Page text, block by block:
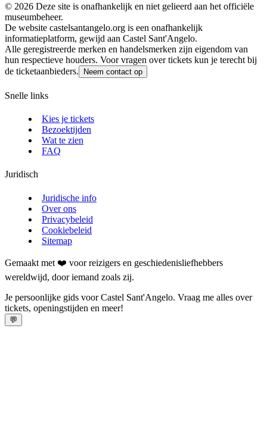
© 2026 Deze site is onafhankelijk en niet gelieerd aan het officiële
museumbeheer.
De website castelsantangelo.org is een onafhankelijk
informatieplatform, gewijd aan Castel Sant'Angelo.
Alle geregistreerde merken en handelsmerken zijn eigendom van
hun respectieve houders. Voor vragen over tickets kun je terecht bij
de ticketaanbieders.
Neem contact op
Snelle links
Kies je tickets
Bezoektijden
Wat te zien
FAQ
Juridisch
Juridische info
Over ons
Privacybeleid
Cookiebeleid
Sitemap
Gemaakt met ❤️ voor reizigers en geschiedenisliefhebbers
wereldwijd, door iemand zoals zij.
Je persoonlijke gids voor Castel Sant'Angelo. Vraag me alles over
tickets, openingstijden en meer!
💬